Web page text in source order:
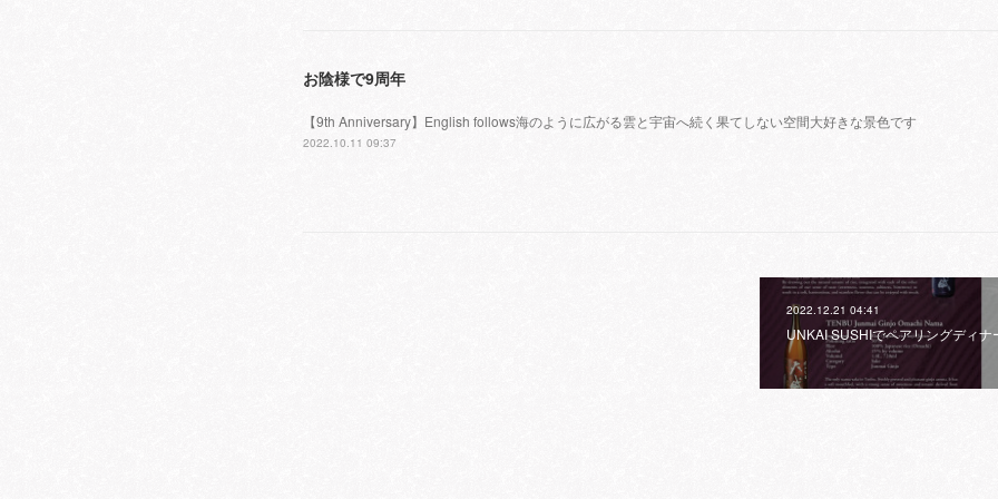
お陰様で9周年
【9th Anniversary】English follows海のように広がる雲と宇宙へ続く果てしない空間大好きな景色です
2022.10.11 09:37
2022.12.21 04:41
UNKAI SUSHIでペアリングディナ